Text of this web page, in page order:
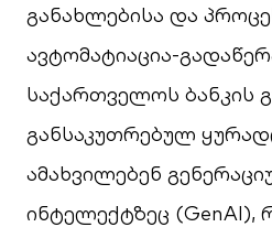
განახლებისა და
ავტომატიაცია-
საქართველოს ბანკის
განსაკუთრებულ
ამახვილებენ
ინტელექტზეც